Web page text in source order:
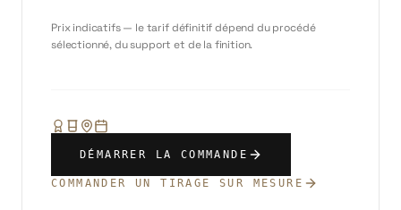
Prix indicatifs — le tarif définitif dépend du procédé
sélectionné, du support et de la finition.
DÉMARRER LA COMMANDE
COMMANDER UN TIRAGE SUR MESURE